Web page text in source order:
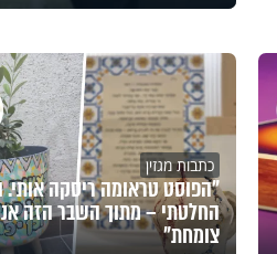
כתבות מגזין
"הפוסט טראומה ריסקה אותי.
החלטתי – מתוך השבר הזה
צומחת"